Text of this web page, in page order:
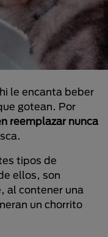
le encanta beber
gotean. Por
reemplazar nunca
tipos de
ellos, son
al contener una
un chorrito